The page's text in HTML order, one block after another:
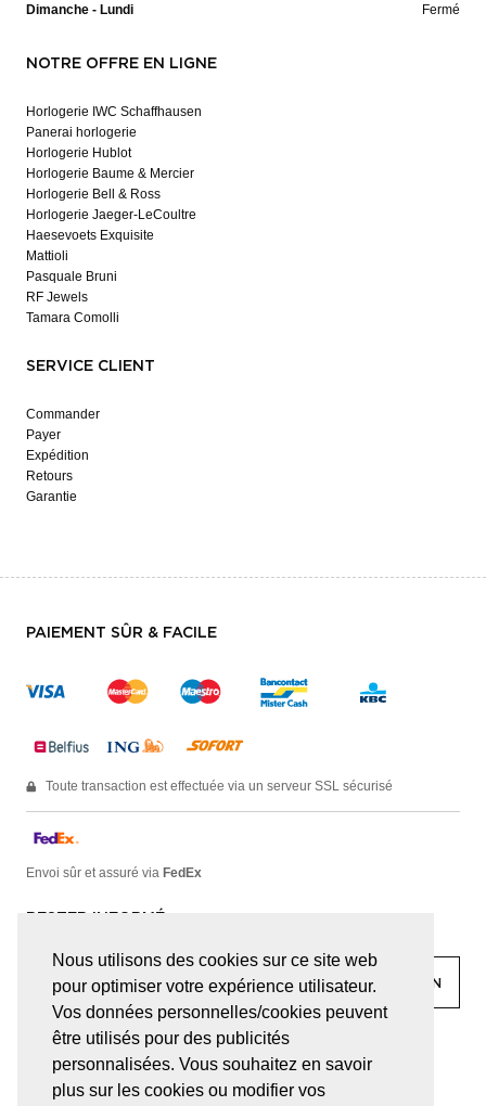
Nous utilisons des cookies sur ce site web
pour optimiser votre expérience utilisateur.
Vos données personnelles/cookies peuvent
être utilisés pour des publicités
personnalisées. Vous souhaitez en savoir
plus sur les cookies ou modifier vos
Dimanche - Lundi Fermé
NOTRE OFFRE EN LIGNE
Horlogerie IWC Schaffhausen
Panerai horlogerie
Horlogerie Hublot
Horlogerie Baume & Mercier
Horlogerie Bell & Ross
Horlogerie Jaeger-LeCoultre
Haesevoets Exquisite
Mattioli
Pasquale Bruni
RF Jewels
Tamara Comolli
SERVICE CLIENT
Commander
Payer
Expédition
Retours
Garantie
PAIEMENT SÛR & FACILE
Toute transaction est effectuée via un serveur SSL sécurisé
Envoi sûr et assuré via FedEx
RESTER INFORMÉ
facebook linkedin